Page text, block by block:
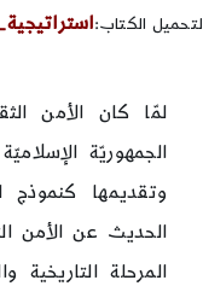
لتحميل الكتاب:
لمّا كان الأمن
الجمهوريّة
وتقديمها كنموذج
الحديث عن الأمن
المرحلة